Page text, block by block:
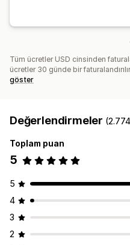
Tüm ücretler USD cinsinden
ücretler 30 günde bir
göster
Değerlendirmeler
Toplam puan
5
5
4
3
2